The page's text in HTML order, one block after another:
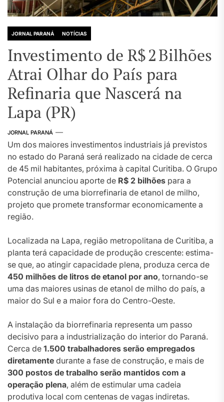
JORNAL PARANÁ NOTÍCIAS
Investimento de R$ 2 Bilhões
Atrai Olhar do País para
Refinaria que Nascerá na
Lapa (PR)
JORNAL PARANÁ
Um dos maiores investimentos industriais já previstos
no estado do Paraná será realizado na cidade de cerca
de 45 mil habitantes, próxima à capital Curitiba. O Grupo
Potencial anunciou aporte de R$ 2 bilhões para a
construção de uma biorrefinaria de etanol de milho,
projeto que promete transformar economicamente a
região.
Localizada na Lapa, região metropolitana de Curitiba, a
planta terá capacidade de produção crescente: estima-
se que, ao atingir capacidade plena, produza cerca de
450 milhões de litros de etanol por ano, tornando-se
uma das maiores usinas de etanol de milho do país, a
maior do Sul e a maior fora do Centro-Oeste.
A instalação da biorrefinaria representa um passo
decisivo para a industrialização do interior do Paraná.
Cerca de 1.500 trabalhadores serão empregados
diretamente durante a fase de construção, e mais de
300 postos de trabalho serão mantidos com a
operação plena, além de estimular uma cadeia
produtiva local com centenas de vagas indiretas.